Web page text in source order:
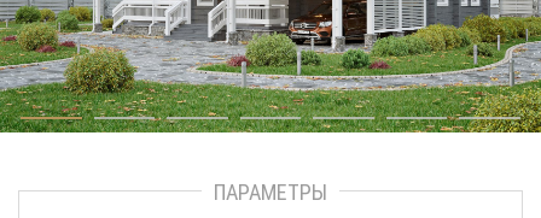
ПАРАМЕТРЫ